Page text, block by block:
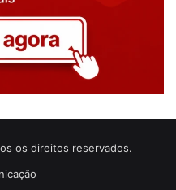
os direitos reservados.